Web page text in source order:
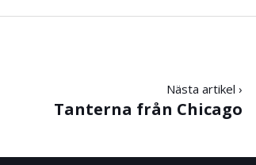
Nästa artikel ›
Tanterna från Chicago